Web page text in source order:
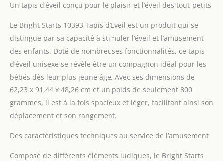
Un tapis d’éveil conçu pour le plaisir et l’éveil des tout-petits
Le Bright Starts 10393 Tapis d’Eveil est un produit qui se
distingue par sa capacité à stimuler l’éveil et l’amusement
des enfants. Doté de nombreuses fonctionnalités, ce tapis
d’éveil unisexe se révèle être un compagnon idéal pour les
bébés dès leur plus jeune âge. Avec ses dimensions de
62,23 x 91,44 x 48,26 cm et un poids de seulement 800
grammes, il est à la fois spacieux et léger, facilitant ainsi son
déplacement et son rangement.
Des caractéristiques techniques au service de l’amusement
Composé de différents éléments ludiques, le Bright Starts